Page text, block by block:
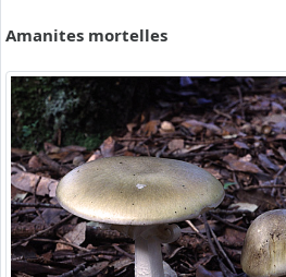
Amanites mortelles